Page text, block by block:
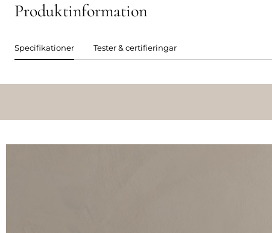
Produktinformation
Specifikationer Tester & certifieringar